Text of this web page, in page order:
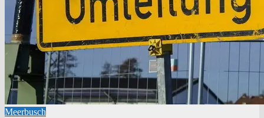
Meerbusch